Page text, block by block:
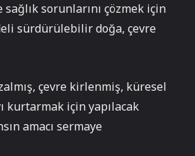
sağlık sorunlarını çözmek için
sürdürülebilir doğa, çevre
çevre kirlenmiş, küresel
kurtarmak için yapılacak
amacı sermaye